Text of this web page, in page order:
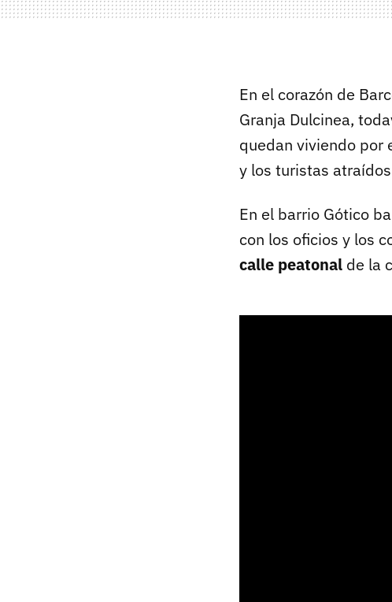
En el corazón de
Granja Dulcinea,
quedan viviendo por
y los turistas
En el barrio Gótico
con los oficios y los
calle peatonal de la